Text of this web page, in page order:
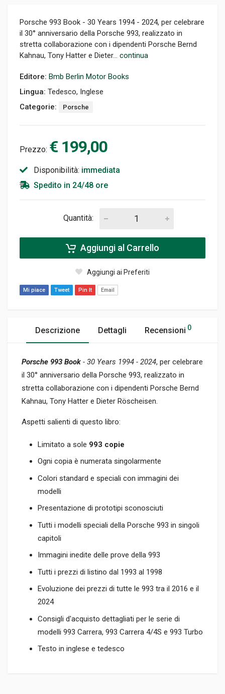
Porsche 993 Book - 30 Years 1994 - 2024, per celebrare
il 30° anniversario della Porsche 993, realizzato in
stretta collaborazione con i dipendenti Porsche Bernd
Kahnau, Tony Hatter e Dieter... continua
Editore: Bmb Berlin Motor Books
Lingua: Tedesco, Inglese
Categorie:
Porsche
Prezzo: € 199,00
Disponibilità: immediata
Spedito in 24/48 ore
Quantità:
Aggiungi al Carrello
Aggiungi ai Preferiti
Mi piace Tweet Pin It Email
Descrizione Dettagli Recensioni 0
Porsche 993 Book - 30 Years 1994 - 2024, per celebrare
il 30° anniversario della Porsche 993, realizzato in
stretta collaborazione con i dipendenti Porsche Bernd
Kahnau, Tony Hatter e Dieter Röscheisen.
Aspetti salienti di questo libro:
Limitato a sole 993 copie
Ogni copia è numerata singolarmente
Colori standard e speciali con immagini dei
modelli
Presentazione di prototipi sconosciuti
Tutti i modelli speciali della Porsche 993 in singoli
capitoli
Immagini inedite delle prove della 993
Tutti i prezzi di listino dal 1993 al 1998
Evoluzione dei prezzi di tutte le 993 tra il 2016 e il
2024
Consigli d'acquisto dettagliati per le serie di
modelli 993 Carrera, 993 Carrera 4/4S e 993 Turbo
Testo in inglese e tedesco